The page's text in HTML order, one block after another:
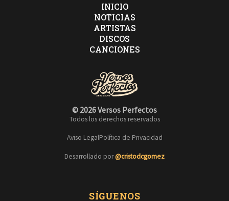
INICIO
NOTICIAS
ARTISTAS
DISCOS
CANCIONES
© 2026 Versos Perfectos
Todos los derechos reservados
Aviso LegalPolítica de Privacidad
Desarrollado por@cristodcgomez
SÍGUENOS